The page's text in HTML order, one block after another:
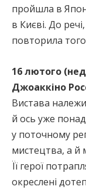
пройшла в
в Києві. До
повторила
16 лютого
Джоаккіно
Вистава
й ось уже понад
у поточному
мистецтва, а й
Її герої
окреслені